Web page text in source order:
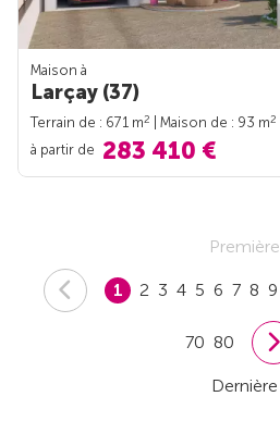
Maison à
Larçay (37)
Terrain de : 671 m2 | Maison de : 93 m2
à partir de 283 410 €
Première
1 2 3 4 5 6 7 8 9
70 80
Dernière